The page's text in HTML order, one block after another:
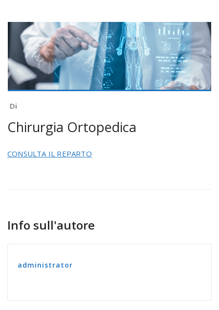
Di
Chirurgia Ortopedica
CONSULTA IL REPARTO
Info sull'autore
administrator